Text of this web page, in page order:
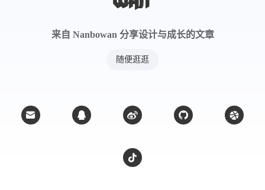
来自 Nanbowan 分享设计与成长的文章
随便逛逛